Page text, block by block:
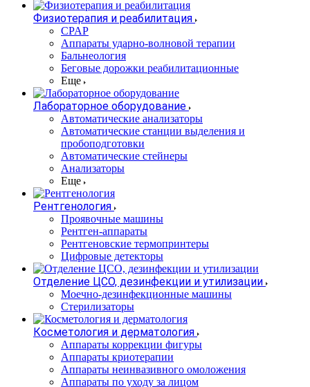
Физиотерапия и реабилитация
CPAP
Аппараты ударно-волновой терапии
Бальнеология
Беговые дорожки реабилитационные
Еще
Лабораторное оборудование
Автоматические анализаторы
Автоматические станции выделения и
пробоподготовки
Автоматические стейнеры
Анализаторы
Еще
Рентгенология
Проявочные машины
Рентген-аппараты
Рентгеновские термопринтеры
Цифровые детекторы
Отделение ЦСО, дезинфекции и утилизации
Моечно-дезинфекционные машины
Стерилизаторы
Косметология и дерматология
Аппараты коррекции фигуры
Аппараты криотерапии
Аппараты неинвазивного омоложения
Аппараты по уходу за лицом